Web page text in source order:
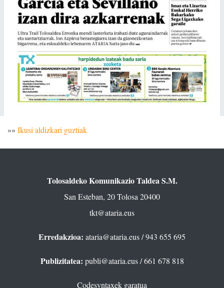
»» Ikusi aldizkari guztiak
Tolosaldeko Komunikazio Taldea S.M.
San Esteban, 20 Tolosa 20400
tkt@ataria.eus
Erredakzioa: ataria@ataria.eus/ 943 655 695
Publizitatea: publi@ataria.eus/ 661 678 818
Codesyntaxek garatua